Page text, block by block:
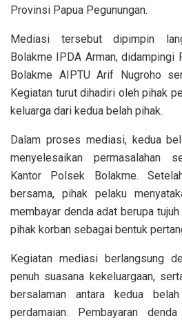
Provinsi Papua Pegunungan.
Mediasi tersebut dipimpin
Bolakme IPDA Arman,
Bolakme AIPTU Arif Nugroho
Kegiatan turut dihadiri oleh pihak
keluarga dari kedua belah pihak.
Dalam proses mediasi, kedua
menyelesaikan permasalahan
Kantor Polsek Bolakme.
bersama, pihak pelaku
membayar denda adat berupa
pihak korban sebagai bentuk
Kegiatan mediasi berlangsung
penuh suasana kekeluargaan,
bersalaman antara kedua
perdamaian. Pembayaran